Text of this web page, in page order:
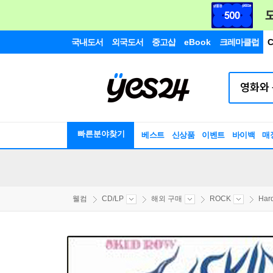
국내도서 외국도서 중고샵 eBook 크레마클럽
빠른분야찾기 베스트 신상품 이벤트 바이백 매
웰컴 CD/LP 해외 구매 ROCK